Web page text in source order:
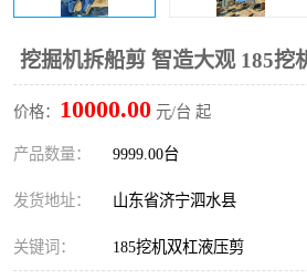
挖掘机拆船剪 智造大观 185挖
价格： 10000.00 元/台 起
产品数量： 9999.00台
发货地址： 山东省济宁泗水县
关键词： 185挖机双杠液压剪
挖树机 拓
滚筒筛
挖掘机破碎斗